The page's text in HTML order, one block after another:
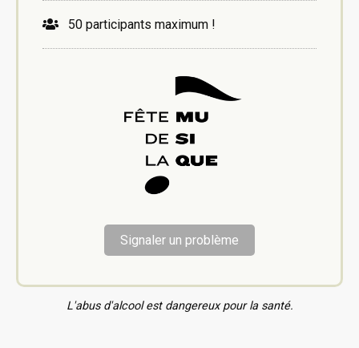
50 participants maximum !
Signaler un problème
L'abus d'alcool est dangereux pour la santé.